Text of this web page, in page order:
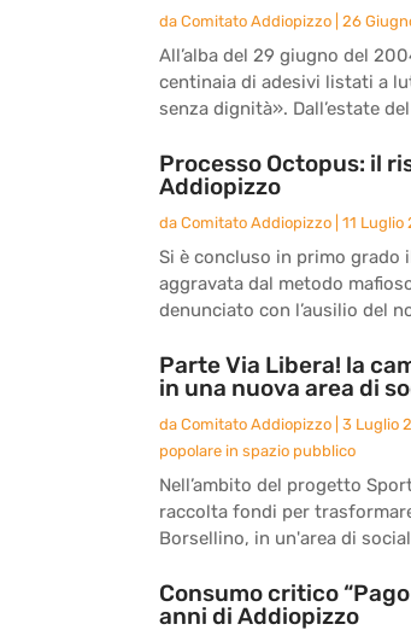
da Comitato Addiopizzo 26
All’alba del 29 giugno del
centinaia di adesivi listati a
senza dignità». Dall’estate
Processo Octopus: il
Addiopizzo
da Comitato Addiopizzo 11 Luglio
Si è concluso in primo
aggravata dal metodo
denunciato con l’ausilio del
Parte Via Libera! la
in una nuova area di
da Comitato Addiopizzo 3 Luglio
popolare in spazio pubblico
Nell’ambito del progetto
raccolta fondi per
Borsellino, in un'area di
Consumo critico
anni di Addiopizzo